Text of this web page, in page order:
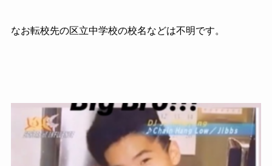
なお転校先の区立中学校の校名などは不明です。